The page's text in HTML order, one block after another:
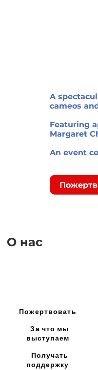
A
cameos
Featuring
Margaret
An event
О нас
Пожертвовать
За что мы
выступаем
Получать
поддержку